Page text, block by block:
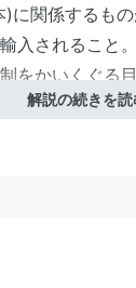
に関係するもの
輸入 されること。
をかいくぐる
ホストサーバ
現在、著作権
解説の続きを読